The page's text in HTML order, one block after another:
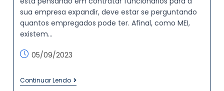
sua empresa expandir, deve estar se perguntando
quantos empregados pode ter. Afinal, como MEI,
existem…
05/09/2023
Continuar Lendo